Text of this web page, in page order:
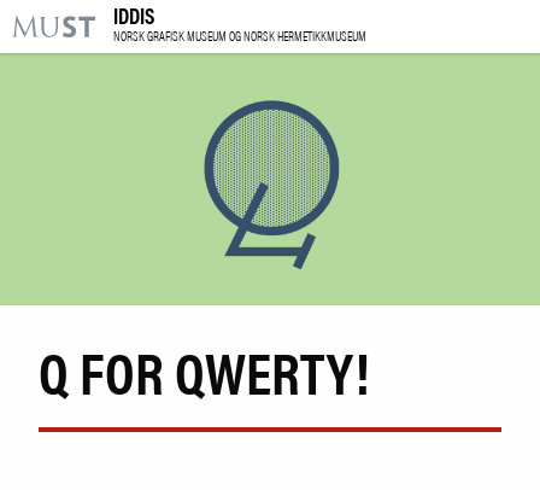
KR
M
UTSTILLINGER
ARRANGEMENTER
NO|ENG
Kjøp billett og årskort
IDDIS
NORSK GRAFISK MUSEUM OG NORSK HERMETIKKMUSEUM
Q FOR QWERTY!